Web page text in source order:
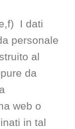
I dati
personale
al
da
web o
in tal